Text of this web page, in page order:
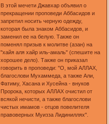
В этой мечети Джавхар объявил о
прекращении проповеди Аббасидов и
запретил носить черную одежду,
которая была знаком Аббасидов, и
заменил ее на белую. Также он
поменял призыв к молитве (азан) на
"хайя аля хайр иль-амаль" (спешите на
хорошее дело). Также он приказал
говорить в проповеди: "О, мой АЛЛАХ,
благослови Мухаммеда, а также Али,
Фатиму, Хасана и Хусейна - внуков
Пророка, которых АЛЛАХ очистил от
всякой нечисти, а также благослови
чистых имамов - отцов повелителя
правоверных Муизза Лидиниллях".